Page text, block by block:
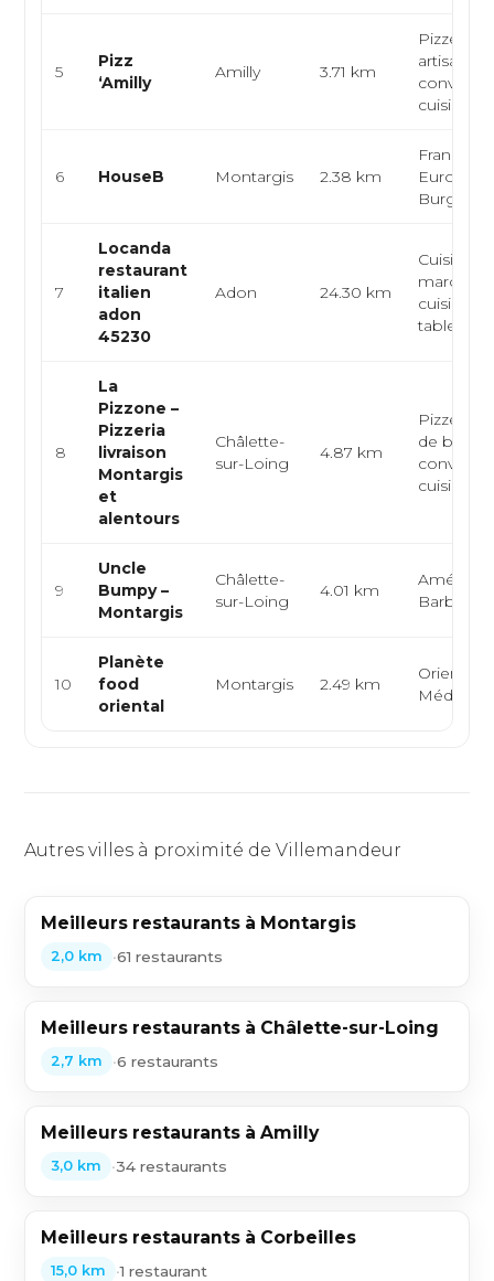
5
Pizz
‘Amilly
Amilly 3.71 km
Pizzeria
cuisine
6 HouseB Montargis 2.38 km
Française,
Burger
7
Locanda
restaurant
italien
adon
45230
Adon 24.30 km
Cuisine
cuisine
table
8
La
Pizzone –
Pizzeria
livraison
Montargis
et
alentours
Châlette-
sur-Loing
4.87 km
Pizzeria
de bois,
cuisine
9
Uncle
Bumpy –
Montargis
Châlette-
sur-Loing
4.01 km
Barbecue
10
Planète
food
oriental
Montargis 2.49 km
Orientale,
Autres villes à proximité de Villemandeur
Meilleurs restaurants à Montargis
2,0 km •61 restaurants
Meilleurs restaurants à Châlette-sur-Loing
2,7 km •6 restaurants
Meilleurs restaurants à Amilly
3,0 km •34 restaurants
Meilleurs restaurants à Corbeilles
15,0 km •1 restaurant